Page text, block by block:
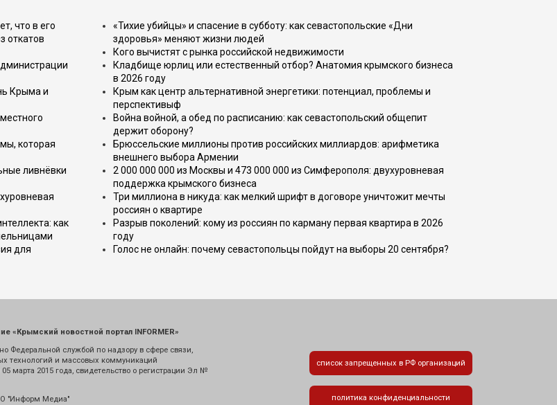
что в его
откатов
Крыма и
которая
ливнёвки
как
для
«Тихие убийцы» и спасение в субботу: как севастопольские «Дни
здоровья» меняют жизни людей
Кого вычистят с рынка российской недвижимости
Кладбище юрлиц или естественный отбор? Анатомия крымского бизнеса
в 2026 году
Крым как центр альтернативной энергетики: потенциал, проблемы и
перспективыф
Война войной, а обед по расписанию: как севастопольский общепит
держит оборону?
Брюссельские миллионы против российских миллиардов: арифметика
внешнего выбора Армении
2 000 000 000 из Москвы и 473 000 000 из Симферополя: двухуровневая
поддержка крымского бизнеса
Три миллиона в никуда: как мелкий шрифт в договоре уничтожит мечты
россиян о квартире
Разрыв поколений: кому из россиян по карману первая квартира в 2026
году
Голос не онлайн: почему севастопольцы пойдут на выборы 20 сентября?
«Крымский новостной портал INFORMER»
Федеральной службой по надзору в сфере связи,
технологий и массовых коммуникаций
марта 2015 года, свидетельство о регистрации Эл №
"Информ Медиа"
список запрещенных в РФ организаций
политика конфиденциальности